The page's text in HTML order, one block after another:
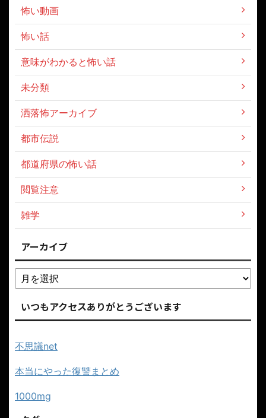
怖い動画
怖い話
意味がわかると怖い話
未分類
洒落怖アーカイブ
都市伝説
都道府県の怖い話
閲覧注意
雑学
アーカイブ
いつもアクセスありがとうございます
不思議net
本当にやった復讐まとめ
1000mg